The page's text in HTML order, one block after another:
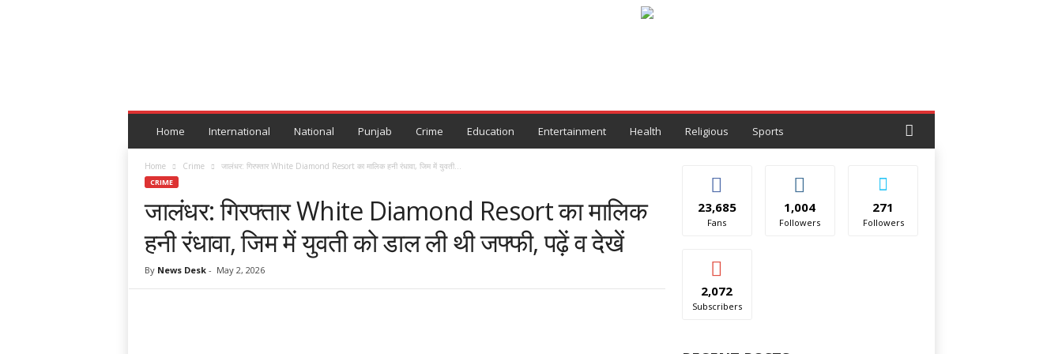
N
w
Home International National Punjab Crime Education Entertainment Health Religious Sports
Home Crime जालंधर: गिरफ्तार White Diamond Resort का मालिक हनी रंधावा, जिम में युवती...
CRIME
जालंधर: गिरफ्तार White Diamond Resort का मालिक
हनी रंधावा, जिम में युवती को डाल ली थी जफ्फी, पढ़ें व देखें
By News Desk- May 2, 2026
23,685
Fans
1,004
Followers
271
Followers
2,072
Subscribers